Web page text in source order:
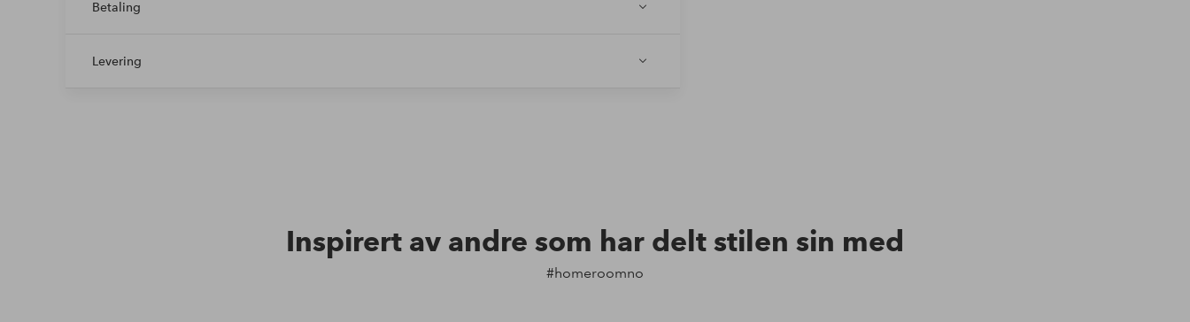
Betaling
Levering
Inspirert av andre som har delt stilen sin med
#homeroomno